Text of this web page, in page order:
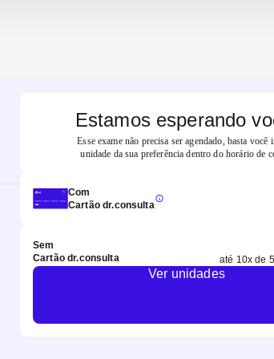
Estamos esperando
Esse exame não precisa ser agendado, basta você
unidade da sua preferência dentro do horário de
Com
Cartão dr.consulta
Sem
Cartão dr.consulta
até 10x de
Ver unidades